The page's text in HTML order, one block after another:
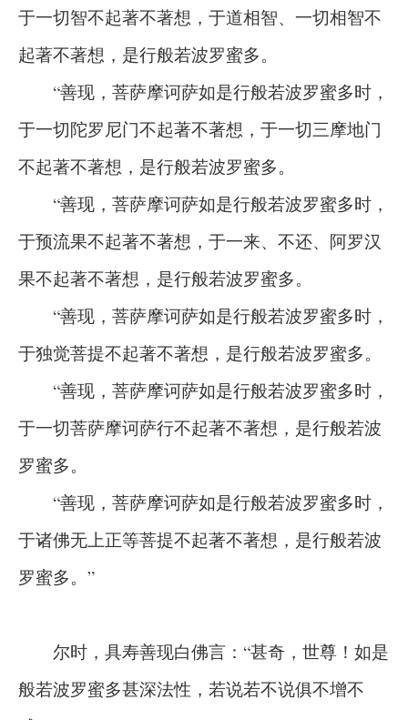
于一切智不起著不著想，于道相智、一切相智不
起著不著想，是行般若波罗蜜多。
“善现，菩萨摩诃萨如是行般若波罗蜜多时，
于一切陀罗尼门不起著不著想，于一切三摩地门
不起著不著想，是行般若波罗蜜多。
“善现，菩萨摩诃萨如是行般若波罗蜜多时，
于预流果不起著不著想，于一来、不还、阿罗汉
果不起著不著想，是行般若波罗蜜多。
“善现，菩萨摩诃萨如是行般若波罗蜜多时，
于独觉菩提不起著不著想，是行般若波罗蜜多。
“善现，菩萨摩诃萨如是行般若波罗蜜多时，
于一切菩萨摩诃萨行不起著不著想，是行般若波
罗蜜多。
“善现，菩萨摩诃萨如是行般若波罗蜜多时，
于诸佛无上正等菩提不起著不著想，是行般若波
罗蜜多。”
尔时，具寿善现白佛言：“甚奇，世尊！如是
般若波罗蜜多甚深法性，若说若不说俱不增不